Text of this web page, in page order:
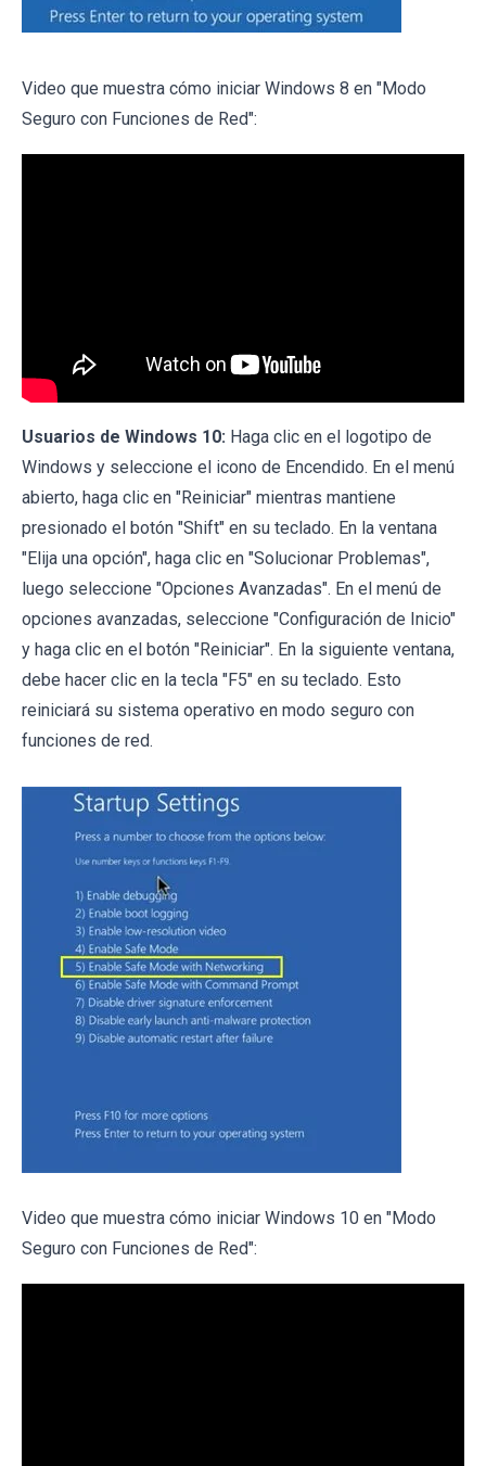
Video que muestra cómo iniciar Windows 8 en "Modo
Seguro con Funciones de Red":
Usuarios de Windows 10: Haga clic en el logotipo de
Windows y seleccione el icono de Encendido. En el menú
abierto, haga clic en "Reiniciar" mientras mantiene
presionado el botón "Shift" en su teclado. En la ventana
"Elija una opción", haga clic en "Solucionar Problemas",
luego seleccione "Opciones Avanzadas". En el menú de
opciones avanzadas, seleccione "Configuración de Inicio"
y haga clic en el botón "Reiniciar". En la siguiente ventana,
debe hacer clic en la tecla "F5" en su teclado. Esto
reiniciará su sistema operativo en modo seguro con
funciones de red.
Video que muestra cómo iniciar Windows 10 en "Modo
Seguro con Funciones de Red":